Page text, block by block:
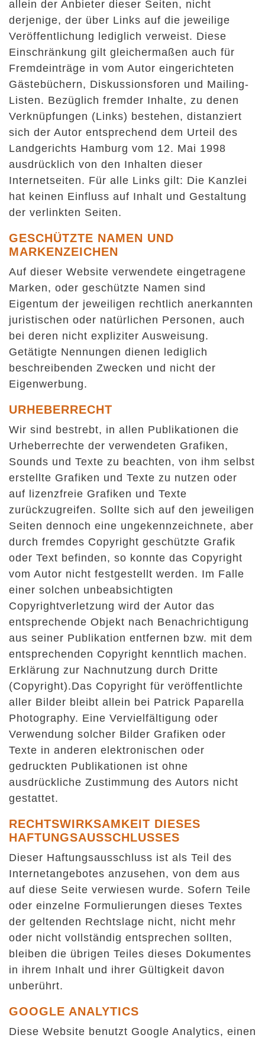
allein der Anbieter dieser Seiten, nicht
derjenige, der über Links auf die jeweilige
Veröffentlichung lediglich verweist. Diese
Einschränkung gilt gleichermaßen auch für
Fremdeinträge in vom Autor eingerichteten
Gästebüchern, Diskussionsforen und Mailing-
Listen. Bezüglich fremder Inhalte, zu denen
Verknüpfungen (Links) bestehen, distanziert
sich der Autor entsprechend dem Urteil des
Landgerichts Hamburg vom 12. Mai 1998
ausdrücklich von den Inhalten dieser
Internetseiten. Für alle Links gilt: Die Kanzlei
hat keinen Einfluss auf Inhalt und Gestaltung
der verlinkten Seiten.
GESCHÜTZTE NAMEN UND
MARKENZEICHEN
Auf dieser Website verwendete eingetragene
Marken, oder geschützte Namen sind
Eigentum der jeweiligen rechtlich anerkannten
juristischen oder natürlichen Personen, auch
bei deren nicht expliziter Ausweisung.
Getätigte Nennungen dienen lediglich
beschreibenden Zwecken und nicht der
Eigenwerbung.
URHEBERRECHT
Wir sind bestrebt, in allen Publikationen die
Urheberrechte der verwendeten Grafiken,
Sounds und Texte zu beachten, von ihm selbst
erstellte Grafiken und Texte zu nutzen oder
auf lizenzfreie Grafiken und Texte
zurückzugreifen. Sollte sich auf den jeweiligen
Seiten dennoch eine ungekennzeichnete, aber
durch fremdes Copyright geschützte Grafik
oder Text befinden, so konnte das Copyright
vom Autor nicht festgestellt werden. Im Falle
einer solchen unbeabsichtigten
Copyrightverletzung wird der Autor das
entsprechende Objekt nach Benachrichtigung
aus seiner Publikation entfernen bzw. mit dem
entsprechenden Copyright kenntlich machen.
Erklärung zur Nachnutzung durch Dritte
(Copyright).Das Copyright für veröffentlichte
aller Bilder bleibt allein bei Patrick Paparella
Photography. Eine Vervielfältigung oder
Verwendung solcher Bilder Grafiken oder
Texte in anderen elektronischen oder
gedruckten Publikationen ist ohne
ausdrückliche Zustimmung des Autors nicht
gestattet.
RECHTSWIRKSAMKEIT DIESES
HAFTUNGSAUSSCHLUSSES
Dieser Haftungsausschluss ist als Teil des
Internetangebotes anzusehen, von dem aus
auf diese Seite verwiesen wurde. Sofern Teile
oder einzelne Formulierungen dieses Textes
der geltenden Rechtslage nicht, nicht mehr
oder nicht vollständig entsprechen sollten,
bleiben die übrigen Teiles dieses Dokumentes
in ihrem Inhalt und ihrer Gültigkeit davon
unberührt.
GOOGLE ANALYTICS
Diese Website benutzt Google Analytics, einen